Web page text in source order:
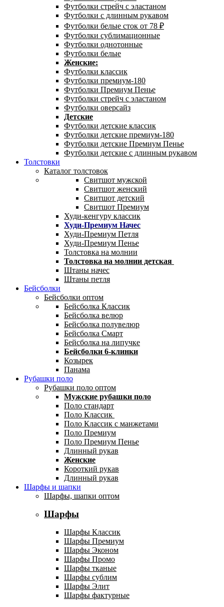
Футболки стрейч с эластаном
Футболки с длинным рукавом
Футболки белые сток от 78 ₽
Футболки сублимационные
Футболки однотонные
Футболки белые
Женские:
Футболки классик
Футболки премиум-180
Футболки Премиум Пенье
Футболки стрейч с эластаном
Футболки оверсайз
Детские
Футболки детские классик
Футболки детские премиум-180
Футболки детские Премиум Пенье
Футболки детские с длинным рукавом
Толстовки
Каталог толстовок
Свитшот мужской
Свитшот женский
Свитшот детский
Свитшот Премиум
Худи-кенгуру классик
Худи-Премиум Начес
Худи-Премиум Петля
Худи-Премиум Пенье
Толстовка на молнии
Толстовка на молнии детская
Штаны начес
Штаны петля
Бейсболки
Бейсболки оптом
Бейсболка Классик
Бейсболка велюр
Бейсболка полувелюр
Бейсболка Смарт
Бейсболка на липучке
Бейсболки 6-клинки
Козырек
Панама
Рубашки поло
Рубашки поло оптом
Мужские рубашки поло
Поло стандарт
Поло Классик
Поло Классик с манжетами
Поло Премиум
Поло Премиум Пенье
Длинный рукав
Женские
Короткий рукав
Длинный рукав
Шарфы и шапки
Шарфы, шапки оптом
Шарфы
Шарфы Классик
Шарфы Премиум
Шарфы Эконом
Шарфы Промо
Шарфы тканые
Шарфы сублим
Шарфы Элит
Шарфы фактурные